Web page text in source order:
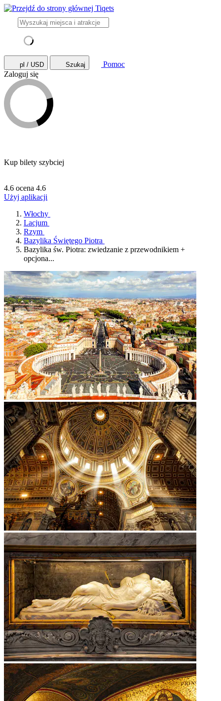
pl / USD Szukaj
Pomoc
Zaloguj się
Kup bilety szybciej
4.6 ocena 4.6
Użyj aplikacji
Włochy
Lacjum
Rzym
Bazylika Świętego Piotra
Bazylika św. Piotra: zwiedzanie z przewodnikiem +
opcjona...